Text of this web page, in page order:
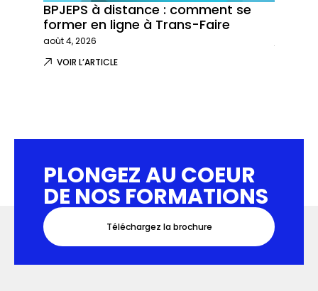
BPJEPS à distance : comment se
former en ligne à Trans-Faire
août 4, 2026
VOIR L’ARTICLE
PLONGEZ AU COEUR
DE NOS FORMATIONS
Téléchargez la brochure